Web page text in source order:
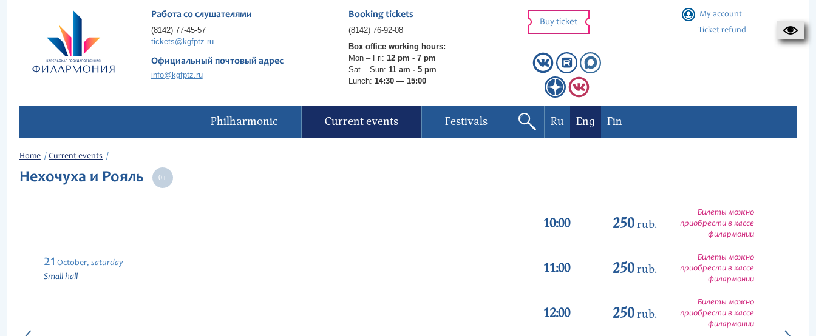
Работа со слушателями
(8142) 77-45-57
tickets@kgfptz.ru
Официальный почтовый адрес
info@kgfptz.ru
Booking tickets
(8142) 76-92-08
Box office working hours:
Mon – Fri: 12 pm - 7 pm
Sat – Sun: 11 am - 5 pm
Lunch: 14:30 — 15:00
Buy ticket
My account
Ticket refund
Philharmonic Current events Festivals Ru Eng Fin
Home Current events
Нехочуха и Рояль
21 October, saturday
Small hall
10:00 250rub.
Билеты можно
приобрести в кассе
филармонии
11:00 250rub.
Билеты можно
приобрести в кассе
филармонии
12:00 250rub.
Билеты можно
приобрести в кассе
филармонии